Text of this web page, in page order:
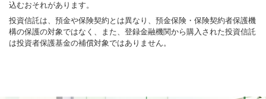
込むおそれがあります。
投資信託は、預金や保険契約とは異なり、預金保険・保険契約者保護機
構の保護の対象ではなく、また、登録金融機関から購入された投資信託
は投資者保護基金の補償対象ではありません。